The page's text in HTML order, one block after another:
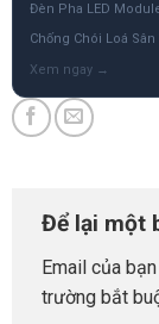
Đèn Pha LED
Chống Chói Loá
Để lại một
Email của
trường bắt